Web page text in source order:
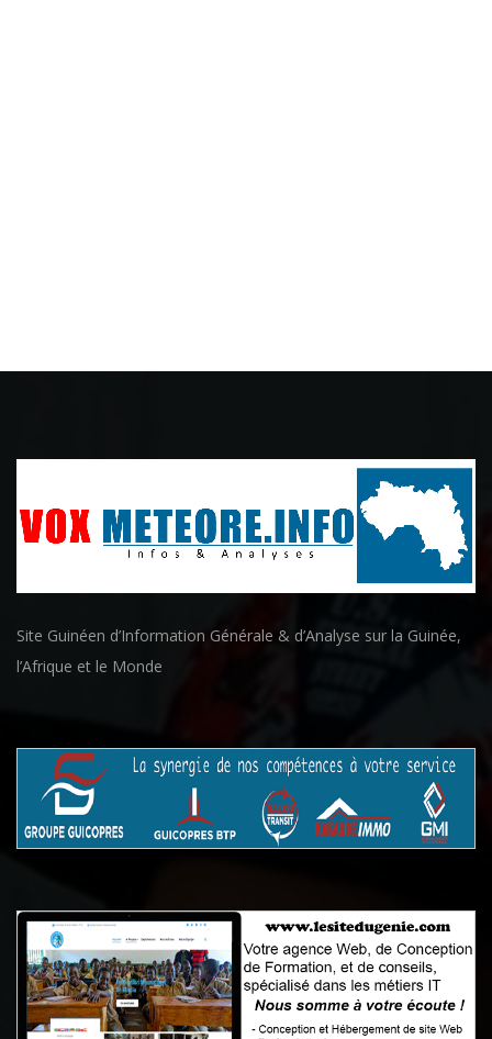
Site Guinéen d’Information Générale & d’Analyse sur la Guinée,
l’Afrique et le Monde